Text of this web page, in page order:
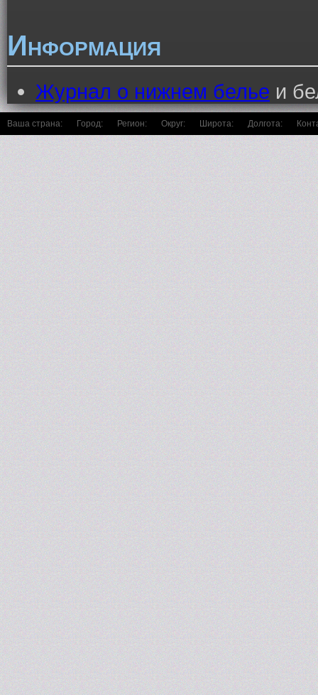
Информация
Журнал о нижнем белье и
Ваша страна: Город: Регион: Округ: Широта: Долгота: